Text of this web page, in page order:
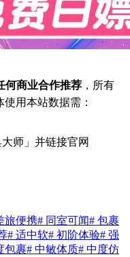
何商业合作推荐 ，所有
用本站数据需：
师」并链接官网
旅便携# 同室可闻# 包裹
# 适中软# 初阶体验# 强
包裹# 中敏体质# 中度仿